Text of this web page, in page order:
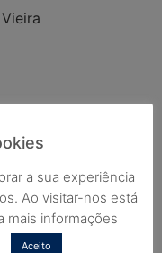
Seminário
Internacional:
a sua experiência
Ao visitar-nos está
mais informações
Aceito